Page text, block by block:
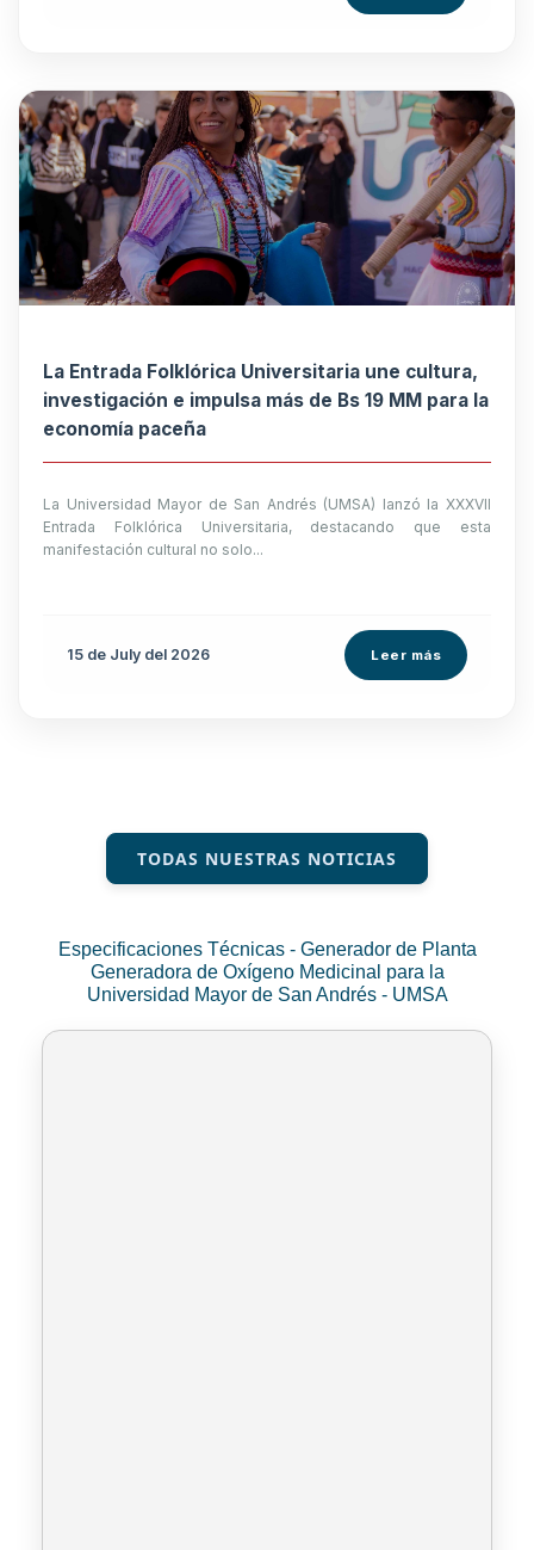
La Entrada Folklórica Universitaria une cultura,
investigación e impulsa más de Bs 19 MM para la
economía paceña
La Universidad Mayor de San Andrés (UMSA) lanzó la XXXVII
Entrada Folklórica Universitaria, destacando que esta
manifestación cultural no solo...
15 de July del 2026 Leer más
TODAS NUESTRAS NOTICIAS
Especificaciones Técnicas - Generador de Planta
Generadora de Oxígeno Medicinal para la
Universidad Mayor de San Andrés - UMSA